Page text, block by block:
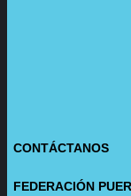
CONTÁCTANOS
FEDERACIÓN